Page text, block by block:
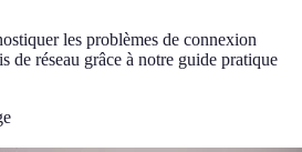
les problèmes de connexion
de réseau grâce à notre guide pratique